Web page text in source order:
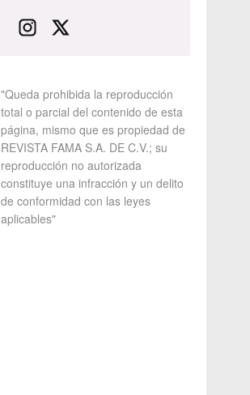
"Queda prohibida la reproducción
total o parcial del contenido de esta
página, mismo que es propiedad de
REVISTA FAMA S.A. DE C.V.; su
reproducción no autorizada
constituye una infracción y un delito
de conformidad con las leyes
aplicables"